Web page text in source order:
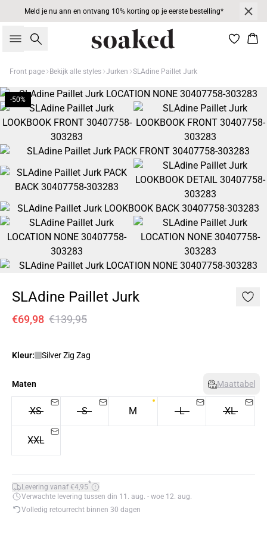
Meld je nu ann en ontvang 10% korting op je eerste bestelling*
Zoeken
Front page Bekijk alle styles Jurken SLAdine Paillet Jurk
-50%
SLAdine Paillet Jurk
€69,98 €139,95
Kleur: Silver Zig Zag
Maten Maattabel
XS S M L XL
XXL
Levering vanaf €4,95*
Verwachte levering tussen din 11. aug. - woe 12. aug.
Volledig retourrecht binnen 30 dagen